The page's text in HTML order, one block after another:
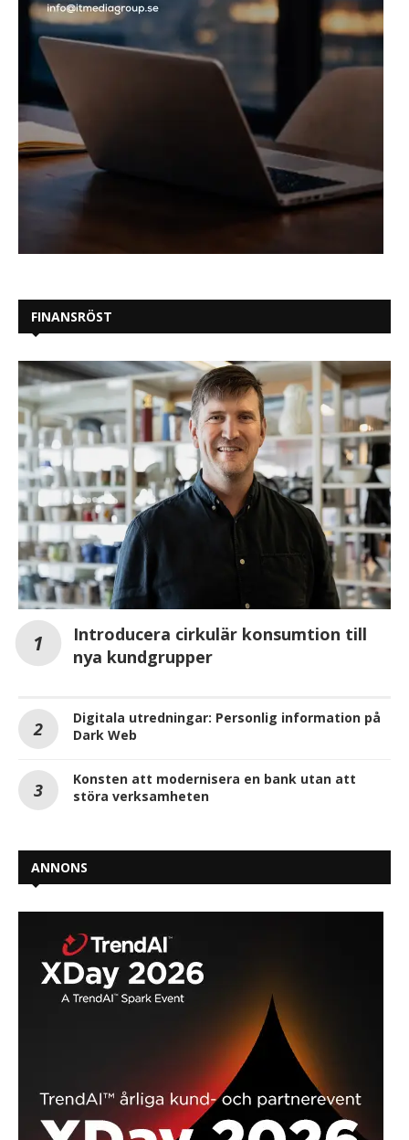
FINANSRÖST
Introducera cirkulär konsumtion till
nya kundgrupper
Digitala utredningar: Personlig information på
Dark Web
Konsten att modernisera en bank utan att
störa verksamheten
ANNONS